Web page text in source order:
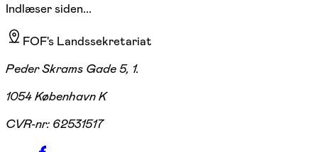
Indlæser siden...
FOF's Landssekretariat
Peder Skrams Gade 5, 1.
1054 København K
CVR-nr: 62531517